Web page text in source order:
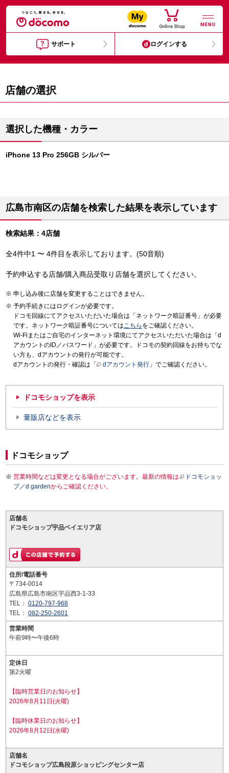
MENU
サポート ログインする
店舗の選択
選択した機種・カラー
iPhone 13 Pro 256GB シルバー
広島市南区の店舗を検索した結果を表示しています
検索結果：4店舗
全4件中1 〜 4件目を表示しております。(50音順)
予約申込する店舗/購入商品受取り店舗を選択してください。
申し込み後に店舗を変更することはできません。
予約手続きにはログインが必要です。
ドコモ回線にてアクセスいただいた場合は「ネットワーク暗証番号」が必要
です。ネットワーク暗証番号についてはこちら をご確認ください。
Wi-Fiまたはご自宅のインターネット環境にてアクセスいただいた場合は「d
アカウントのID／パスワード」が必要です。ドコモの契約回線をお持ちでな
い方も、dアカウントの発行が可能です。
dアカウントの発行・確認は「
dアカウント発行 」でご確認ください。
ドコモショップを表示
量販店などを表示
ドコモショップ
営業時間などは変更となる場合がございます。最新の情報は
ドコモショッ
プ／d gardenからご確認ください。
店舗名
ドコモショップ宇品ベイエリア店
住所/電話番号
〒734-0014
広島県広島市南区宇品西3-1-33
TEL： 0120-797-968
TEL： 082-250-2601
営業時間
午前9時〜午後6時
定休日
第2火曜
【臨時営業日のお知らせ】
2026年8月11日(火曜)
【臨時休業日のお知らせ】
2026年8月12日(水曜)
店舗名
ドコモショップ広島段原ショッピングセンター店